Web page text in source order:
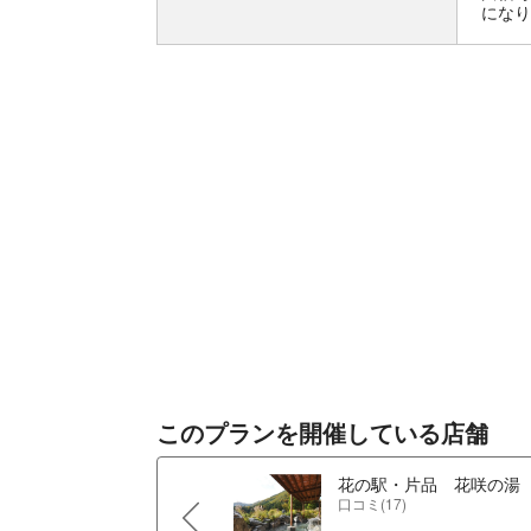
にな
このプランを開催している店舗
花の駅・片品 花咲の湯
口コミ(17)